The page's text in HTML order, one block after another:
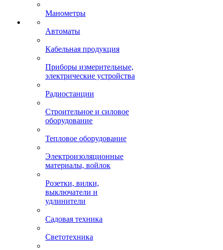
Манометры
Автоматы
Кабельная продукция
Приборы измерительные,
электрические устройства
Радиостанции
Строительное и силовое
оборудование
Тепловое оборудование
Электроизоляционные
материалы, войлок
Розетки, вилки,
выключатели и
удлинители
Садовая техника
Светотехника